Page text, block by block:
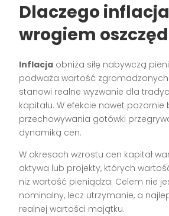
Dlaczego
wrogiem
Inflacja obniża siłę nabywczą
podważa wartość
stanowi realne wyzwanie dla
kapitału. W efekcie nawet
przechowywania gotówki
dynamiką cen.
W okresach wzrostu cen kapitał
aktywa lub projekty, których
niż wartość pieniądza. Celem nie
nominalny, lecz utrzymanie, a
realnej wartości majątku.